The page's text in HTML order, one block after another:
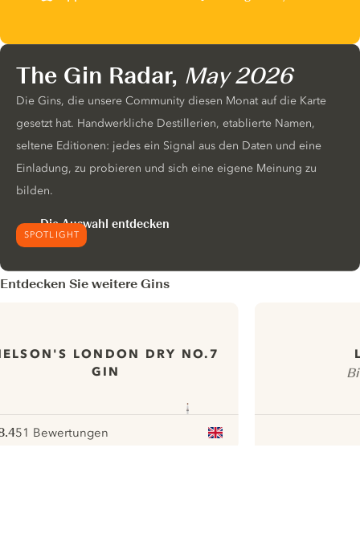
SPOTLIGHT
The Gin Radar, May 2026
Die Gins, die unsere Community diesen Monat auf die Karte
gesetzt hat. Handwerkliche Destillerien, etablierte Namen,
seltene Editionen: jedes ein Signal aus den Daten und eine
Einladung, zu probieren und sich eine eigene Meinung zu
bilden.
Die Auswahl entdecken
Entdecken Sie weitere Gins
LONDON DRY NO.7
GIN
51 Bewertungen